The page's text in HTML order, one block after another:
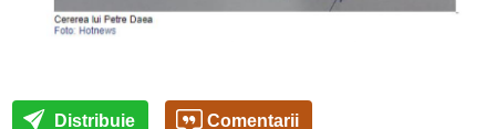
Distribuie Comentarii